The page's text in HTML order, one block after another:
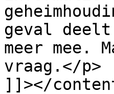
geval
meer
vraag.</p>
]]></